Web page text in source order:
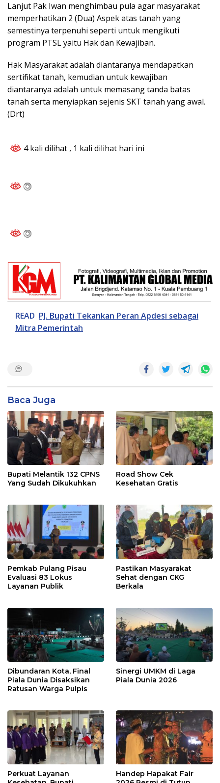
Lanjut Pak Iwan menghimbau pula agar masyarakat
memperhatikan 2 (Dua) Aspek atas tanah yang
semestinya terpenuhi seperti untuk mengikuti
program PTSL yaitu Hak dan Kewajiban.
Hak Masyarakat adalah diantaranya mendapatkan
sertifikat tanah, kemudian untuk kewajiban
diantaranya adalah untuk memasang tanda batas
tanah serta menyiapkan sejenis SKT tanah yang awal.
(Drt)
4 kali dilihat , 1 kali dilihat hari ini
READ PJ. Bupati Tekankan Peran Apdesi sebagai
Mitra Pemerintah
Baca Juga
Bupati Melantik 132 CPNS
Yang Sudah Dikukuhkan
Road Show Cek
Kesehatan Gratis
Pemkab Pulang Pisau
Evaluasi 83 Lokus
Layanan Publik
Pastikan Masyarakat
Sehat dengan CKG
Berkala
Dibundaran Kota, Final
Piala Dunia Disaksikan
Ratusan Warga Pulpis
Sinergi UMKM di Laga
Piala Dunia 2026
Perkuat Layanan
Handep Hapakat Fair